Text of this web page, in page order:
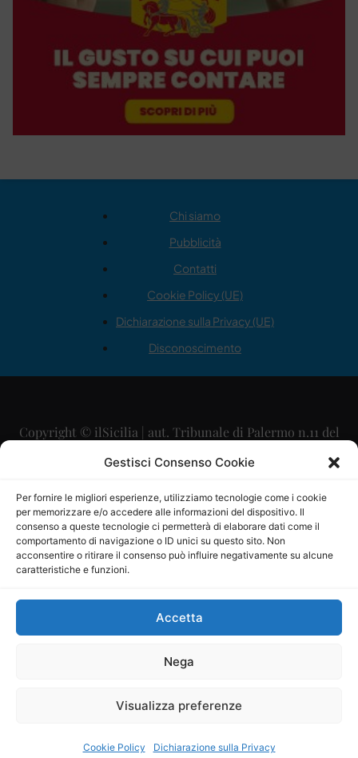
Gestisci Consenso Cookie
Per fornire le migliori esperienze, utilizziamo tecnologie come i cookie
per memorizzare e/o accedere alle informazioni del dispositivo. Il
consenso a queste tecnologie ci permetterà di elaborare dati come il
comportamento di navigazione o ID unici su questo sito. Non
acconsentire o ritirare il consenso può influire negativamente su alcune
caratteristiche e funzioni.
Accetta
Nega
Visualizza preferenze
Cookie Policy Dichiarazione sulla Privacy
Chi siamo
Pubblicità
Contatti
Cookie Policy (UE)
Dichiarazione sulla Privacy (UE)
Disconoscimento
Copyright © ilSicilia | aut. Tribunale di Palermo n.11 del
29/09/2015
Direttore Editoriale: Maurizio Scaglione
Direttore Responsabile: Maria Calabrese
P.IVA: 06334930820
Mercurio Comunicazione Società Cooperativa a r.l. è
iscritta al Registro degli Operatori di Comunicazione al
Sito gestito daLa Digitale srl–info@ladigitale.it